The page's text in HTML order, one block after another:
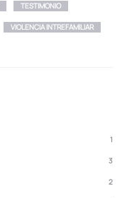
TESTIMONIO
VIOLENCIA INTREFAMILIAR
1
3
2